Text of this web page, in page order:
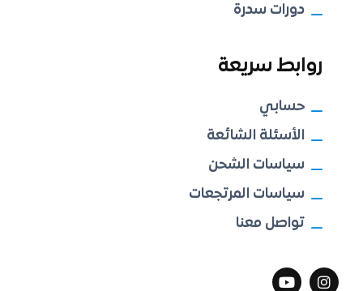
دورات سدرة
روابط سريعة
حسابي
الأسئلة الشائعة
سياسات الشحن
سياسات المرتجعات
تواصل معنا